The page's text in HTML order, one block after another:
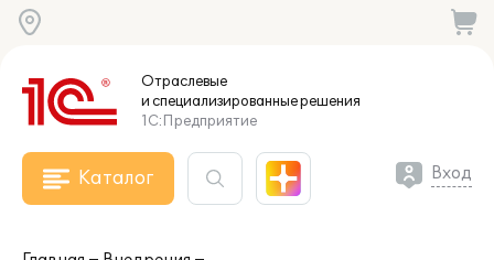
Отраслевые
и специализированныерешения
1С:Предприятие
Каталог Вход